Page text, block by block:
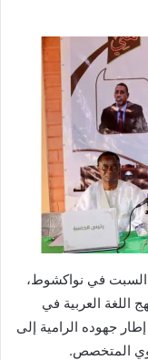
السبت في نواكشوط،
اللغة العربية في
جهوده الرامية إلى
المتخصص.